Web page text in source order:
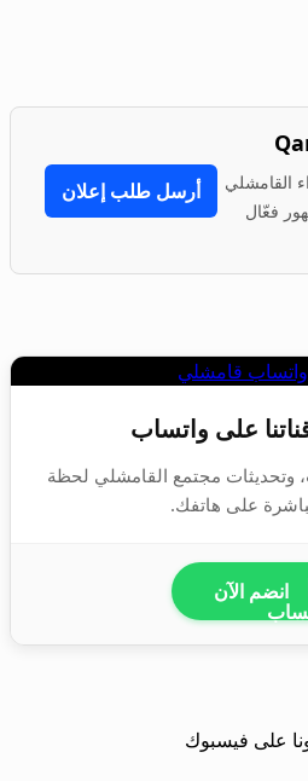
القامشلي
فعّال
أرسل طلب إعلان
على واتساب
وتحديثات مجتمع القامشلي لحظة
على هاتفك.
انضم الآن